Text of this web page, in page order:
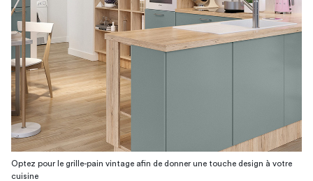
Optez pour le grille-pain vintage afin de donner une touche design à votre
cuisine